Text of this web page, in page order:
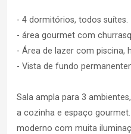
- 4 dormitórios, todos suítes.
- área gourmet com
- Área de lazer com piscina,
- Vista de fundo
Sala ampla para 3
a cozinha e espaço
moderno com muita